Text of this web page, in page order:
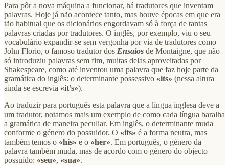
Para pôr a nova máquina a funcionar, há tradutores que inventam
palavras. Hoje já não acontece tanto, mas houve épocas em que era
tão habitual que os dicionários engordavam só à força de tantas
palavras criadas por tradutores. O inglês, por exemplo, viu o seu
vocabulário expandir-se sem vergonha por via de tradutores como
John Florio, o famoso tradutor dos Ensaios de Montaigne, que não
só introduziu palavras sem fim, muitas delas aproveitadas por
Shakespeare, como até inventou uma palavra que faz hoje parte da
gramática do inglês: o determinante possessivo «its» (nessa altura
ainda se escrevia «it’s»).
Ao traduzir para português esta palavra que a língua inglesa deve a
um tradutor, notamos mais um exemplo de como cada língua baralha
a gramática de maneira peculiar. Em inglês, o determinante muda
conforme o género do possuidor. O «its» é a forma neutra, mas
também temos o «his» e o «her». Em português, o género da
palavra também muda, mas de acordo com o género do objecto
possuído: «seu», «sua».